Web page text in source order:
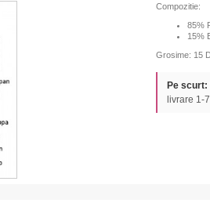
Compozitie:
85%
15%
Grosime: 15
Pe scurt:
livrare 1-